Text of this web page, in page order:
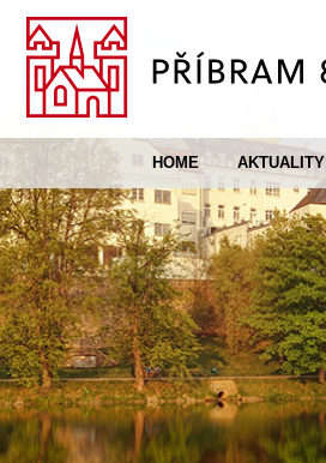
HOME AKTUALITY